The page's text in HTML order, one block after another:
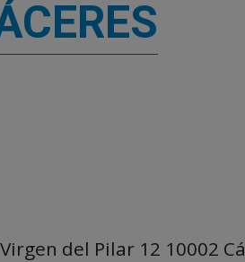
Virgen del Pilar 12 10002